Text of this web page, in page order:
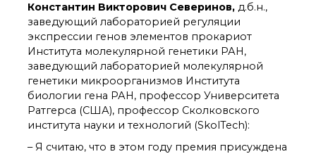
проект
по приоритетным
направлениям НТР РФ
Аспирантура
Защита диссертаций
Набор студентов
Рекомендации ВАК
о типовых нарушениях
Константин Викторович Северинов, д.б.н.,
заведующий лабораторией регуляции
экспрессии генов элементов прокариот
Института молекулярной генетики РАН,
заведующий лабораторией молекулярной
генетики микроорганизмов Института
биологии гена РАН, профессор Университета
Ратгерса (США), профессор Сколковского
института науки и технологий (SkolTech):
– Я считаю, что в этом году премия присуждена